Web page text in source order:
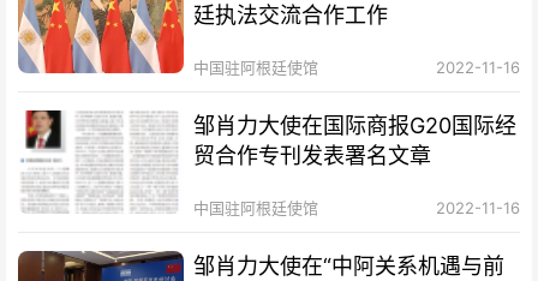
廷执法交流合作工作
中国驻阿根廷使馆 2022-11-16
邹肖力大使在国际商报G20国际经
贸合作专刊发表署名文章
中国驻阿根廷使馆 2022-11-16
邹肖力大使在“中阿关系机遇与前